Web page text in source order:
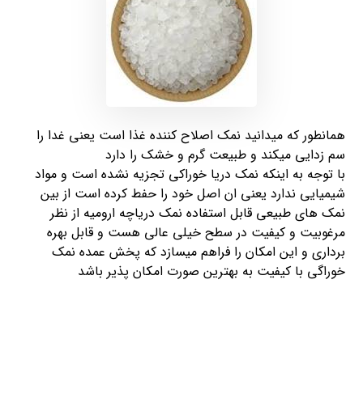
همانطور که میدانید نمک اصلاح کننده غذا است یعنی غدا را
سم زدایی میکند و طبیعت گرم و خشک را دارد
با توجه به اینکه نمک دریا خوراکی تجزیه نشده است و مواد
شیمیایی ندارد یعنی ان اصل خود را حفط کرده است از بین
نمک های طبیعی قابل استفاده نمک دریاچه ارومیه از نظر
مرغوبیت و کیفیت در سطح خیلی عالی هست و قابل بهره
برداری و این امکان را فراهم میسازد که پخش عمده نمک
خوراگی با کیفیت به بهترین صورت امکان پذیر باشد